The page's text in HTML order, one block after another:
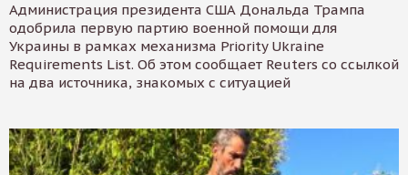
Администрация президента США Дональда Трампа
одобрила первую партию военной помощи для
Украины в рамках механизма Priority Ukraine
Requirements List. Об этом сообщает Reuters со ссылкой
на два источника, знакомых с ситуацией